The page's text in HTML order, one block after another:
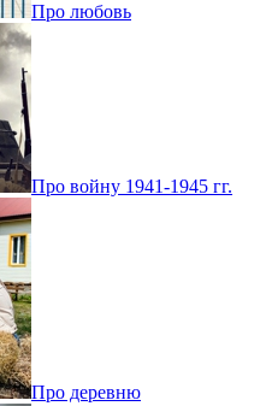
Про любовь
Про войну 1941-1945 гг.
Про деревню